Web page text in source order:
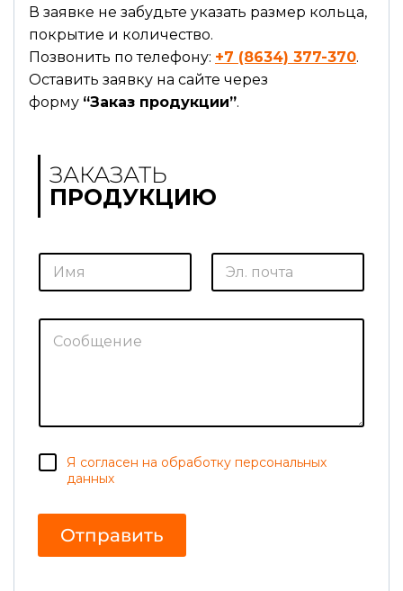
В заявке не забудьте указать размер кольца,
покрытие и количество.
Позвонить по телефону: +7 (8634) 377-370.
Оставить заявку на сайте через
форму “Заказ продукции”.
ЗАКАЗАТЬ
ПРОДУКЦИЮ
И
я
Э
.
о
С
и
е
С
о
и
Я согласен на обработку персональных
данных
Отправить